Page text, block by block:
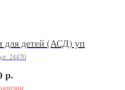
для детей (АСД) уп
24470
р.